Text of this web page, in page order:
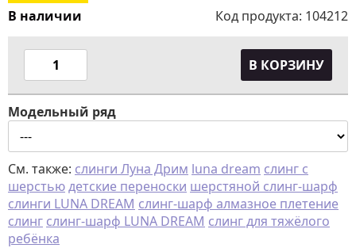
В наличии Код продукта: 104212
В КОРЗИНУ
Модельный ряд
См. также: слинги Луна Дрим luna dream слинг с
шерстьюдетские переноски шерстяной слинг-шарф
слинги LUNA DREAM слинг-шарф алмазное плетение
слинг слинг-шарф LUNA DREAM слинг для тяжёлого
ребёнка